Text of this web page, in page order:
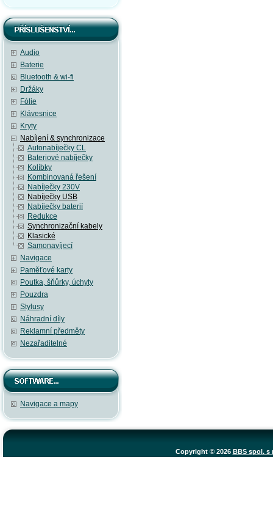
Audio
Baterie
Bluetooth & wi-fi
Držáky
Fólie
Klávesnice
Kryty
Nabíjení & synchronizace
Autonabíječky CL
Bateriové nabíječky
Kolíbky
Kombinovaná řešení
Nabíječky 230V
Nabíječky USB
Nabíječky baterií
Redukce
Synchronizační kabely
Klasické
Samonavíjecí
Navigace
Paměťové karty
Poutka, šňůrky, úchyty
Pouzdra
Stylusy
Náhradní díly
Reklamní předměty
Nezařaditelné
Navigace a mapy
Copyright © 2026 BBS spol. s